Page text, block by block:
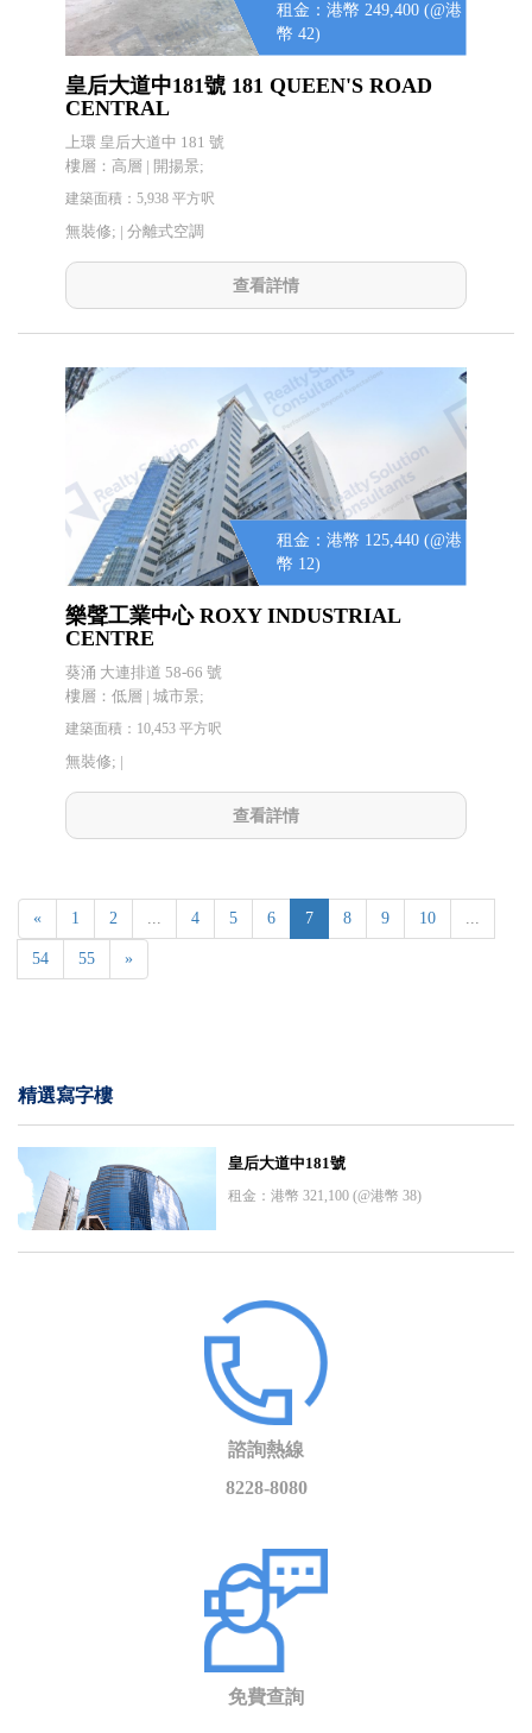
租金：港幣 249,400 (@港
幣 42)
皇后大道中181號 181 QUEEN'S ROAD
CENTRAL
上環 皇后大道中 181 號
樓層：高層 | 開揚景;
建築面積：5,938 平方呎
無裝修; | 分離式空調
查看詳情
租金：港幣 125,440 (@港
幣 12)
樂聲工業中心 ROXY INDUSTRIAL
CENTRE
葵涌 大連排道 58-66 號
樓層：低層 | 城市景;
建築面積：10,453 平方呎
無裝修; |
查看詳情
« 1 2 ... 4 5 6 7 8 9 10 ...
54 55 »
精選寫字樓
皇后大道中181號
租金：港幣 321,100 (@港幣 38)
諮詢熱線
8228-8080
免費查詢